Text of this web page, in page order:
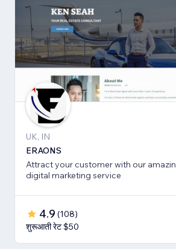
UK, IN
ERAONS
Attract your customer with our
digital marketing service
4.9 (108)
शुरूआती रेट $50